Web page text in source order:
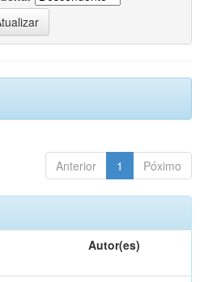
Anterior 1 Póximo
Autor(es)